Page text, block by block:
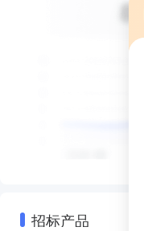
招标产品